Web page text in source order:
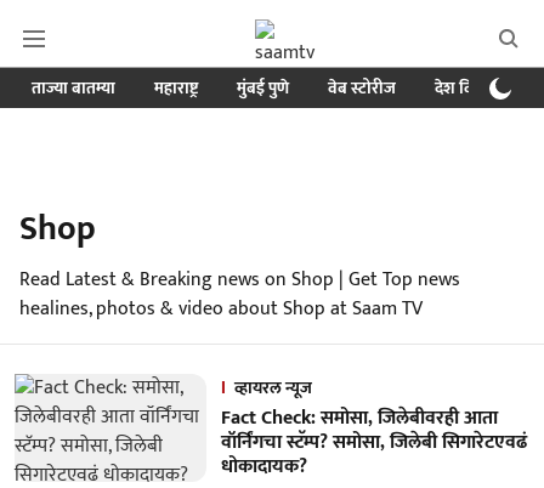
ताज्या बातम्या महाराष्ट्र मुंबई पुणे वेब स्टोरीज देश विदेश
Shop
Read Latest & Breaking news on Shop | Get Top news
healines, photos & video about Shop at Saam TV
व्हायरल न्यूज
Fact Check: समोसा, जिलेबीवरही आता
वॉर्निंगचा स्टॅम्प? समोसा, जिलेबी सिगारेटएवढं
धोकादायक?